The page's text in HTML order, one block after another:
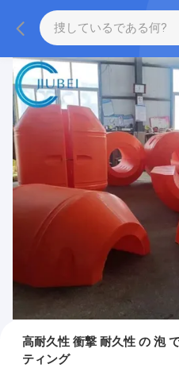
高耐久性 衝撃 耐久性 の 泡
ティング